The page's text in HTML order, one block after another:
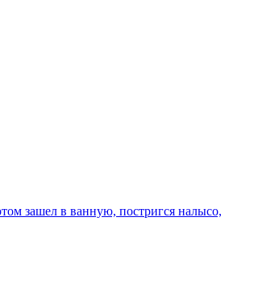
зашел в ванную, постригся налысо,